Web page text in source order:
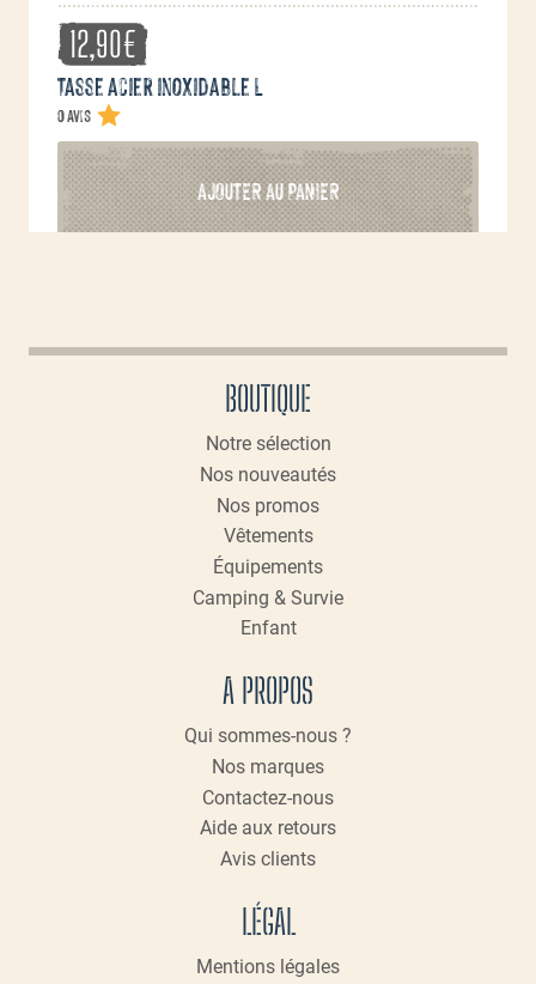
12,90€
Tasse acier inoxidable L
0 avis
AJOUTER AU PANIER
BOUTIQUE
Notre sélection
Nos nouveautés
Nos promos
Vêtements
Équipements
Camping & Survie
Enfant
A PROPOS
Qui sommes-nous ?
Nos marques
Contactez-nous
Aide aux retours
Avis clients
LÉGAL
Mentions légales